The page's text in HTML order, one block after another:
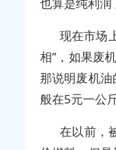
现在市场
相”，如果废
那说明废机
般在5元一公
在以前，